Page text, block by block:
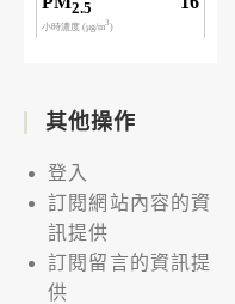
其他操作
登入
訂閱網站內容的資
訊提供
訂閱留言的資訊提
供